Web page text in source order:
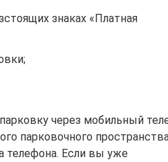
знаках «Платная
через мобильный
парковочного
телефона. Если вы уже